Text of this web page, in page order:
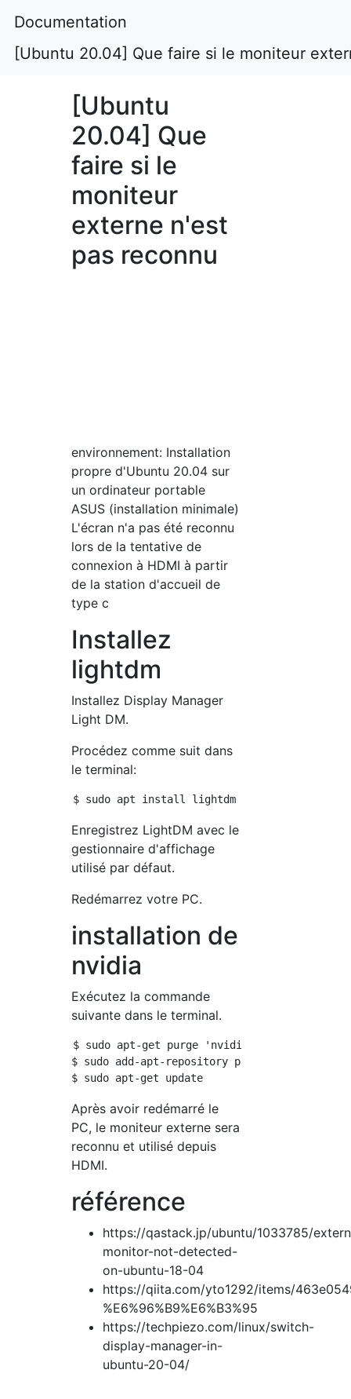
Documentation
[Ubuntu 20.04] Que faire si le moniteur
[Ubuntu
20.04] Que
faire si le
moniteur
externe n'est
pas reconnu
environnement: Installation
propre d'Ubuntu 20.04 sur
un ordinateur portable
ASUS (installation minimale)
L'écran n'a pas été reconnu
lors de la tentative de
connexion à HDMI à partir
de la station d'accueil de
type c
Installez
lightdm
Installez Display Manager
Light DM.
Procédez comme suit dans
le terminal:
Enregistrez LightDM avec le
gestionnaire d'affichage
utilisé par défaut.
Redémarrez votre PC.
installation de
nvidia
Exécutez la commande
suivante dans le terminal.
$ sudo apt-get purge 'nvidia*'
$ sudo add-apt-repository ppa:graphics-
Après avoir redémarré le
PC, le moniteur externe sera
reconnu et utilisé depuis
HDMI.
référence
https://qastack.jp/ubuntu/1033785/
monitor-not-detected-
on-ubuntu-18-04
https://qiita.com/yto1292/items/
%E6%96%B9%E6%B3%95
https://techpiezo.com/linux/switch-
display-manager-in-
ubuntu-20-04/